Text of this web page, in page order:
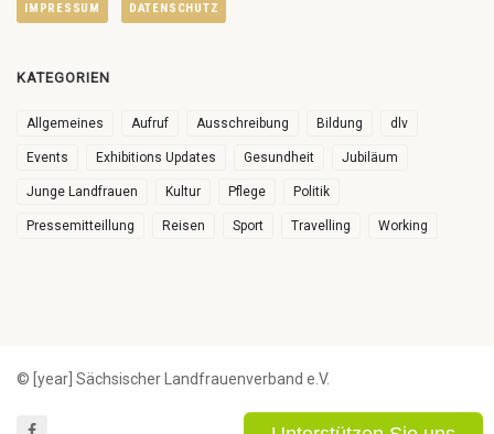
IMPRESSUM DATENSCHUTZ
KATEGORIEN
Allgemeines Aufruf Ausschreibung Bildung dlv
Events Exhibitions Updates Gesundheit Jubiläum
Junge Landfrauen Kultur Pflege Politik
Pressemitteillung Reisen Sport Travelling Working
© [year] Sächsischer Landfrauenverband e.V.